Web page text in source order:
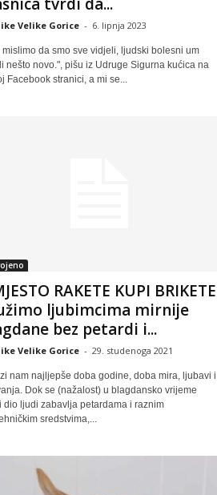
Velike Gorice - 6. lipnja 2023
mislimo da smo sve vidjeli, ljudski bolesni um
nešto novo.", pišu iz Udruge Sigurna kućica na
Facebook stranici, a mi se...
RAKETE KUPI BRIKETE
ljubimcima mirnije
bez petardi i...
Velike Gorice - 29. studenoga 2021
nam najljepše doba godine, doba mira, ljubavi i
Dok se (nažalost) u blagdansko vrijeme
dio ljudi zabavlja petardama i raznim
sredstvima,...